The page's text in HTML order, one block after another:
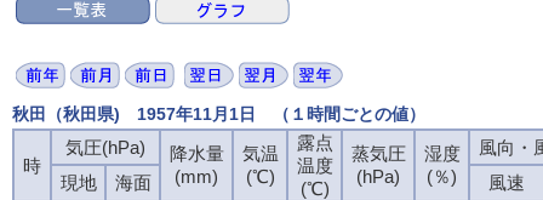
秋田（秋田県) 1957年11月1日 （１時間ごとの値）
時
気圧(hPa)
降水量
(mm)
気温
(℃)
露点
温度
(℃)
蒸気圧
(hPa)
湿度
(％)
風向・
現地
海面
風速
時
気圧(hPa)
降水量
(mm)
気温
(℃)
露点
温度
(℃)
蒸気圧
(hPa)
湿度
(％)
風向・
現地
海面
風速
時
気圧(hPa)
降水量
(mm)
気温
(℃)
露点
温度
(℃)
蒸気圧
(hPa)
湿度
(％)
風向・
現地
海面
風速
時
気圧(hPa)
降水量
(mm)
気温
(℃)
露点
温度
(℃)
蒸気圧
(hPa)
湿度
(％)
風向・
現地
海面
風速